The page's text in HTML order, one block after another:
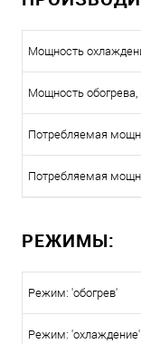
Мощность
Мощность обогрева,
Потребляемая
Потребляемая
РЕЖИМЫ:
Режим: 'обогрев'
Режим: 'охлаждение'